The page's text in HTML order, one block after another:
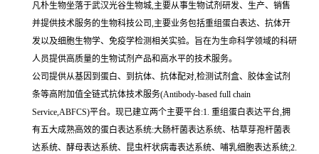
凡朴生物坐落于武汉光谷生物城,主要从事生物试剂研发、生产、销售
并提供技术服务的生物科技公司,主要业务包括重组蛋白表达、抗体开
发以及细胞生物学、免疫学检测相关实验。旨在为生命科学领域的科研
人员提供高质量的生物试剂产品和高水平的技术服务。
公司提供从基因到蛋白、到抗体、抗体配对,检测试剂盒、胶体金试剂
条等高附加值全链式抗体技术服务(Antibody-based full chain
Service,ABFCS)平台。现已建立两个主要平台:1. 重组蛋白表达平台,拥
有五大成熟高效的蛋白表达系统:大肠杆菌表达系统、枯草芽孢杆菌表
达系统、酵母表达系统、昆虫杆状病毒表达系统、哺乳细胞表达系统;2.